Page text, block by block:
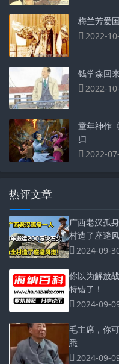
梅兰芳爱
2022-
钱学森回
2022-
童年神作
归
2022-
热评文章
广西老汉孤
村造了座避风
2024-09-
你以为解放
特错了！
2024-09-
毛主席，你
悉
2024-09-